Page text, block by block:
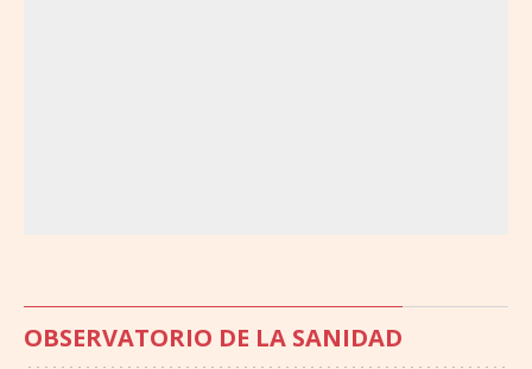
OBSERVATORIO DE LA SANIDAD